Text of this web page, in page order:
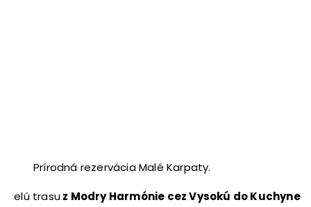
Prírodná rezervácia Malé Karpaty.
Celú trasuz Modry Harmónie cez Vysokú do Kuchyne